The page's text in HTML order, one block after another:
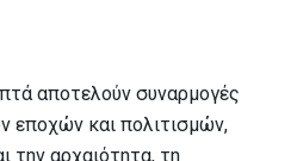
αποτελούν συναρμογές
εποχών και πολιτισμών,
την αρχαιότητα, τη